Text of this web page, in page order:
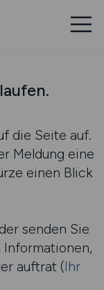
die Seite auf.
Meldung eine
einen Blick
senden Sie
auftrat (Ihr